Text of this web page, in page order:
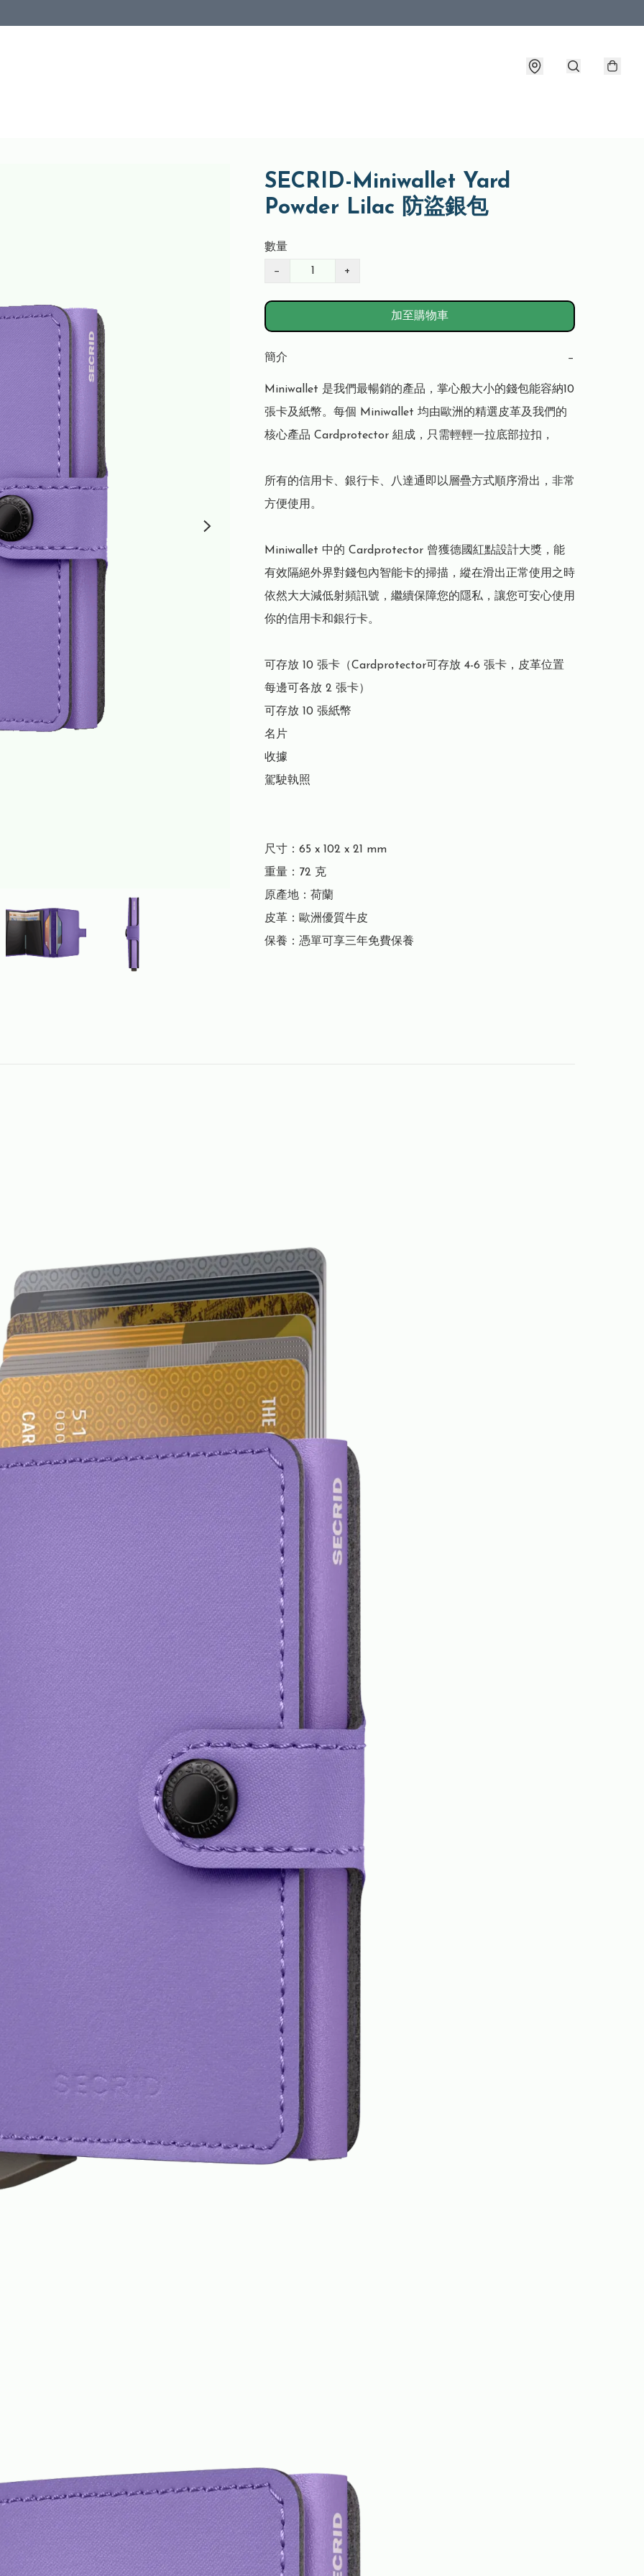
SECRID-Miniwallet Yard
Powder Lilac 防盜銀包
數量
− +
加至購物車
簡介 −
Miniwallet 是我們最暢銷的產品，掌心般大小的錢包能容納10
張卡及紙幣。每個 Miniwallet 均由歐洲的精選皮革及我們的
核心產品 Cardprotector 組成，只需輕輕一拉底部拉扣，
所有的信用卡、銀行卡、八達通即以層疊方式順序滑出，非常
方便使用。
Miniwallet 中的 Cardprotector 曾獲德國紅點設計大獎，能
有效隔絕外界對錢包內智能卡的掃描，縱在滑出正常使用之時
依然大大減低射頻訊號，繼續保障您的隱私，讓您可安心使用
你的信用卡和銀行卡。
可存放 10 張卡（Cardprotector可存放 4-6 張卡，皮革位置
每邊可各放 2 張卡）
可存放 10 張紙幣
名片
收據
駕駛執照
尺寸：65 x 102 x 21 mm
重量：72 克
原產地：荷蘭
皮革：歐洲優質牛皮
保養：憑單可享三年免費保養